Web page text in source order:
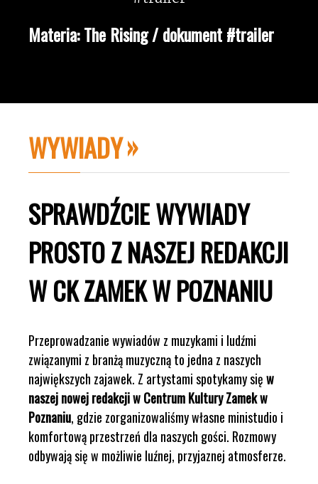
Materia: The Rising / dokument #trailer
WYWIADY
SPRAWDŹCIE WYWIADY
PROSTO Z NASZEJ REDAKCJI
W CK ZAMEK W POZNANIU
Przeprowadzanie wywiadów z muzykami i ludźmi
związanymi z branżą muzyczną to jedna z naszych
największych zajawek. Z artystami spotykamy sięw
naszej nowej redakcji w Centrum Kultury Zamek w
Poznaniu, gdzie zorganizowaliśmy własne ministudio i
komfortową przestrzeń dla naszych gości. Rozmowy
odbywają się w możliwie luźnej, przyjaznej atmosferze.